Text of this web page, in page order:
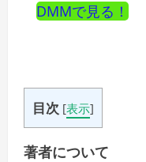
DMMで見る！
目次 [表示]
著者について